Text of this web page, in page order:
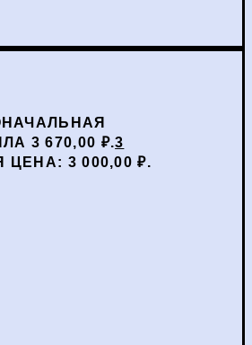
3 670,00 ₽.3
3 000,00 ₽.